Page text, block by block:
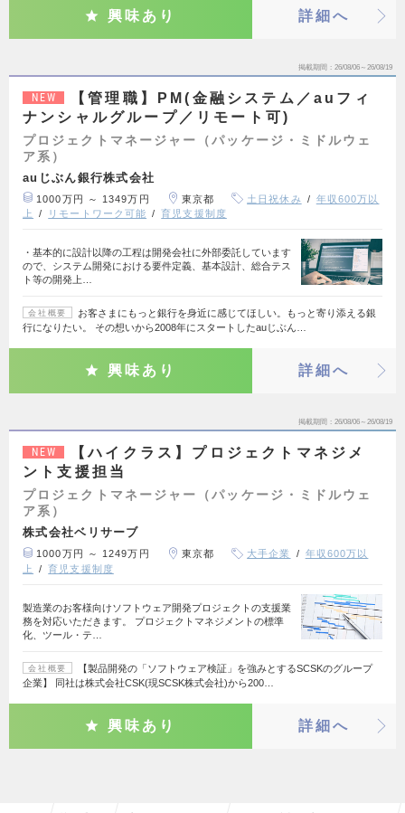
興味あり 詳細へ
掲載期間 26/08/06～26/08/19
NEW
【管理職】PM(金融システム／auフィ
ナンシャルグループ／リモート可)
プロジェクトマネージャー（パッケージ・ミドルウェ
ア系）
auじぶん銀行株式会社
1000万円 ～ 1349万円 東京都 土日祝休み
年収600万以
上
リモートワーク可能 育児支援制度
・基本的に設計以降の工程は開発会社に外部委託しています
ので、システム開発における要件定義、基本設計、総合テス
ト等の開発上…
会社概要
お客さまにもっと銀行を身近に感じてほしい。もっと寄り添える銀
行になりたい。 その想いから2008年にスタートしたauじぶん…
興味あり 詳細へ
掲載期間 26/08/06～26/08/19
NEW
【ハイクラス】プロジェクトマネジメ
ント支援担当
プロジェクトマネージャー（パッケージ・ミドルウェ
ア系）
株式会社ベリサーブ
1000万円 ～ 1249万円 東京都 大手企業
年収600万以
上
育児支援制度
製造業のお客様向けソフトウェア開発プロジェクトの支援業
務を対応いただきます。 プロジェクトマネジメントの標準
化、ツール・テ…
会社概要
【製品開発の「ソフトウェア検証」を強みとするSCSKのグループ
企業】 同社は株式会社CSK(現SCSK株式会社)から200…
興味あり 詳細へ